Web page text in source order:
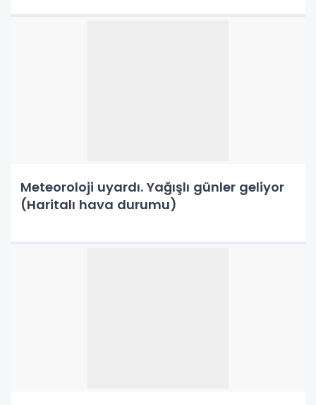
Meteoroloji uyardı. Yağışlı günler geliyor
(Haritalı hava durumu)